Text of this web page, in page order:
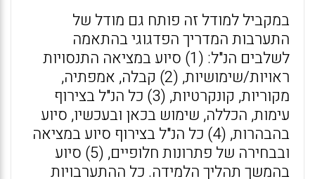
במקביל למודל זה פותח גם מודל של
התערבות המדריך הפדגוגי בהתאמה
לשלבים הנ"ל: (1) סיוע במציאה התנסויות
ראויות/שימושיות, (2) קבלה, אמפתיה,
מקוריות, קונקרטיות, (3) כל הנ"ל בצירוף
עימות, הכללה, שימוש בכאן ובעכשיו, סיוע
בהבהרות, (4) כל הנ"ל בצירוף סיוע במציאה
ובבחירה של פתרונות חלופיים, (5) סיוע
בהמשך תהליך הלמידה. כל ההתערבויות